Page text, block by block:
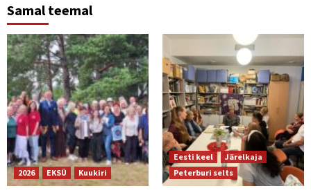
Samal teemal
2026 EKSÜ Kuukiri
Eesti keel
Järelkaja
Peterburi selts